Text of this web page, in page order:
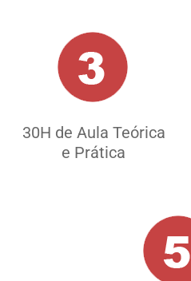
30H de Aula Teórica
e Prática